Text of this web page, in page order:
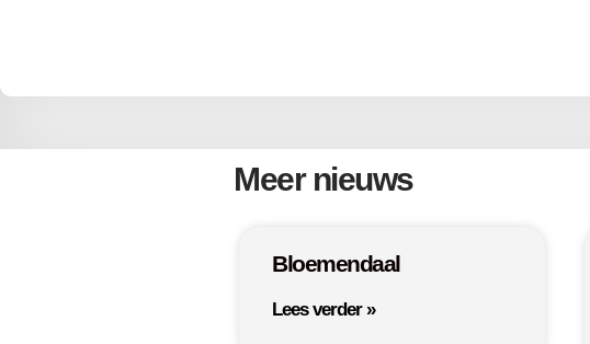
Meer nieuws
Bloemendaal
Lees verder »